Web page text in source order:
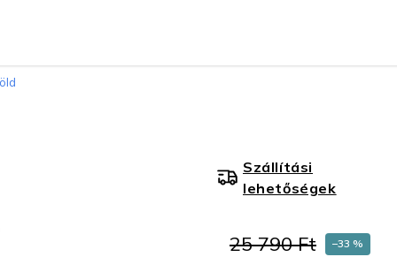
25 790 Ft –33 %
Szállítási
lehetőségek